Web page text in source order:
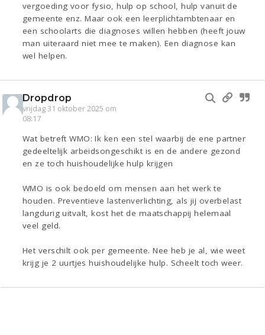
vergoeding voor fysio, hulp op school, hulp vanuit de
gemeente enz. Maar ook een leerplichtambtenaar en
een schoolarts die diagnoses willen hebben (heeft jouw
man uiteraard niet mee te maken). Een diagnose kan
wel helpen.
Dropdrop
vrijdag 31 oktober 2025 om
08:17
Wat betreft WMO: Ik ken een stel waarbij de ene partner
gedeeltelijk arbeidsongeschikt is en de andere gezond
en ze toch huishoudelijke hulp krijgen
WMO is ook bedoeld om mensen aan het werk te
houden. Preventieve lastenverlichting, als jij overbelast
langdurig uitvalt, kost het de maatschappij helemaal
veel geld.
Het verschilt ook per gemeente. Nee heb je al, wie weet
krijg je 2 uurtjes huishoudelijke hulp. Scheelt toch weer.